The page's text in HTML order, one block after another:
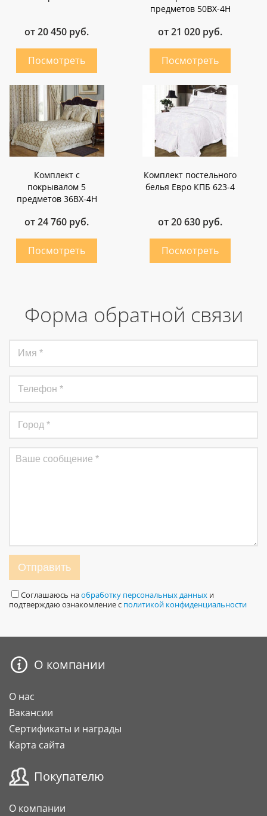
от 20 450 руб.
предметов 50ВХ-4Н
от 21 020 руб.
Комплект с
покрывалом 5
предметов 36ВХ-4Н
от 24 760 руб.
Комплект постельного
белья Евро КПБ 623-4
от 20 630 руб.
Форма обратной связи
Отправить
Соглашаюсь наобработку персональных данных и
подтверждаю ознакомление с политикой конфиденциальности
О компании
О нас
Вакансии
Сертификаты и награды
Карта сайта
Покупателю
О компании